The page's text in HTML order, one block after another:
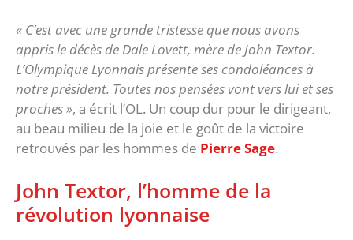
« C’est avec une grande tristesse que nous avons
appris le décès de Dale Lovett, mère de John Textor.
L’Olympique Lyonnais présente ses condoléances à
notre président. Toutes nos pensées vont vers lui et ses
proches », a écrit l’OL. Un coup dur pour le dirigeant,
au beau milieu de la joie et le goût de la victoire
retrouvés par les hommes de Pierre Sage.
John Textor, l’homme de la
révolution lyonnaise